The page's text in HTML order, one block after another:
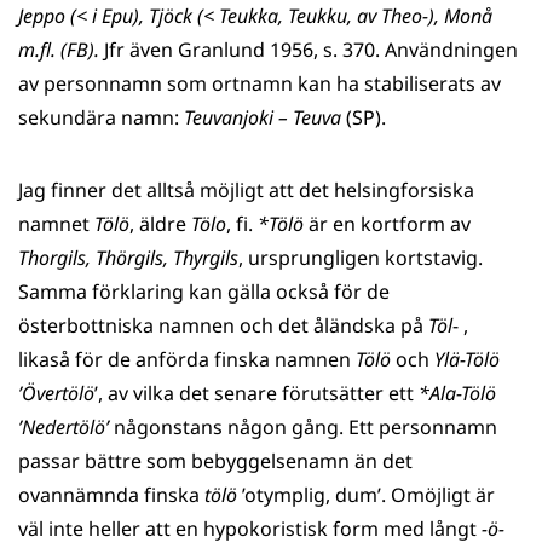
Jeppo (< i Epu), Tjöck (< Teukka, Teukku, av Theo-), Monå
m.fl. (FB). Jfr även Granlund 1956, s. 370. Användningen
av personnamn som ortnamn kan ha stabiliserats av
sekundära namn: Teuvanjoki – Teuva(SP).
Jag finner det alltså möjligt att det helsingforsiska
namnet Tölö, äldre Tölo, fi. *Tölöär en kortform av
Thorgils, Thörgils, Thyrgils, ursprungligen kortstavig.
Samma förklaring kan gälla också för de
österbottniska namnen och det åländska på Töl- ,
likaså för de anförda finska namnen Tölöoch Ylä-Tölö
’Övertölö’, av vilka det senare förutsätter ett *Ala-Tölö
’Nedertölö’någonstans någon gång. Ett personnamn
passar bättre som bebyggelsenamn än det
ovannämnda finska tölö’otymplig, dum’. Omöjligt är
väl inte heller att en hypokoristisk form med långt-ö-